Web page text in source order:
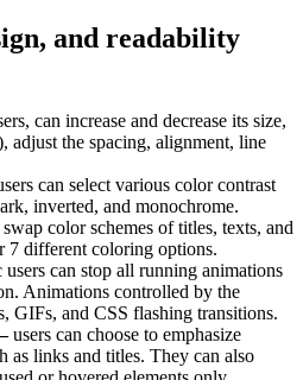
and readability
can increase and decrease its size,
adjust the spacing, alignment, line
can select various color contrast
inverted, and monochrome.
color schemes of titles, texts, and
7 different coloring options.
can stop all running animations
Animations controlled by the
GIFs, and CSS flashing transitions.
users can choose to emphasize
as links and titles. They can also